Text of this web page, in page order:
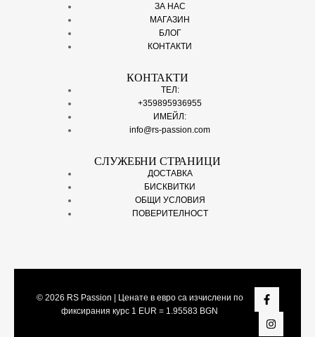
ЗА НАС
МАГАЗИН
БЛОГ
КОНТАКТИ
КОНТАКТИ
ТЕЛ:
+359895936955
ИМЕЙЛ:
info@rs-passion.com
СЛУЖЕБНИ СТРАНИЦИ
ДОСТАВКА
БИСКВИТКИ
ОБЩИ УСЛОВИЯ
ПОВЕРИТЕЛНОСТ
© 2026 RS Passion | Ценате в евро са изчислени по
фиксирания курс 1 EUR = 1.95583 BGN